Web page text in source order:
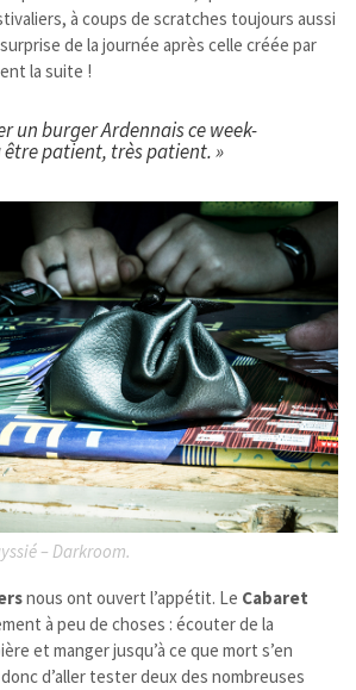
à coups de scratches toujours aussi
de la journée après celle créée par
la suite !
un burger Ardennais ce week-
patient, très patient. »
– Darkroom.
nous ont ouvert l’appétit. Le Cabaret
à peu de choses : écouter de la
et manger jusqu’à ce que mort s’en
d’aller tester deux des nombreuses